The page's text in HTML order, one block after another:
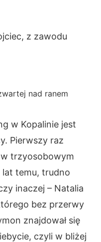
z zawodu
nad ranem
w Kopalinie jest
Pierwszy raz
trzyosobowym
lat temu, trudno
inaczej – Natalia
bez przerwy
znajdował się
czyli w bliżej